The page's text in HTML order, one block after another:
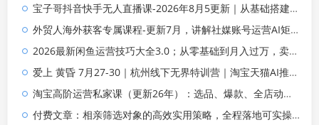
宝子哥抖音快手无人直播课-2026年8月5更新｜从基础搭建到高阶起号，稳号防封技术，搭建自动化直播变现体系
外贸人海外获客专属课程-更新7月，讲解社媒账号运营AI矩阵玩法，，系统掌握海外客户开发全流程实战方法
2026最新闲鱼运营技巧大全3.0；从零基础到月入过万，卖货准备、链接搭建到选品定价全拆解
爱上 黄昏 7月27-30｜杭州线下无界特训营｜淘宝天猫AI推广｜直通车人群｜全套PPT SOP思维导图资料包
淘宝高阶运营私家课（更新26年）：选品、爆款、全店动销，三模块构建盈利闭环，月入破5万
付费文章：相亲筛选对象的高效实用策略，全程落地可实操，规避短择、利己型相亲对象